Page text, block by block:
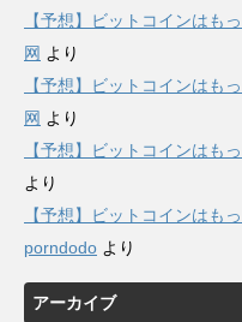
【予想】ビットコインはも
网 より
【予想】ビットコインはも
网 より
【予想】ビットコインはも
より
【予想】ビットコインはも
porndodo より
アーカイブ